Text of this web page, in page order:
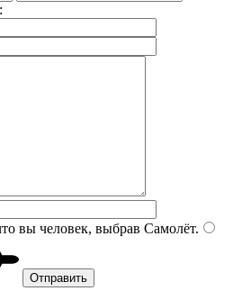
вы человек, выбрав Самолёт.